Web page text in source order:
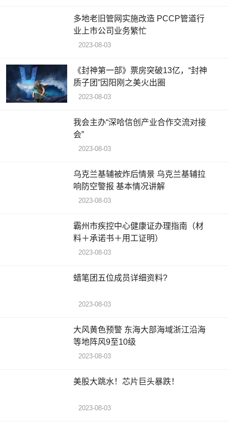
多地老旧管网实施改造 PCCP管道行
业上市公司业务繁忙
2023-08-03
《封神第一部》票房突破13亿，“封神
质子团”因阳刚之美火出圈
2023-08-03
我会主办“深哈信创产业合作交流对接
会”
2023-08-03
乌克兰基辅被炸后情景 乌克兰基辅拉
响防空警报 基本情况讲解
2023-08-03
霸州市疾控中心健康证办理指南（材
料＋承诺书＋用工证明）
2023-08-03
蜡笔团五位成员详细资料?
2023-08-03
大风黄色预警 东海大部海域浙江沿海
等地阵风9至10级
2023-08-03
美股大跳水！芯片巨头暴跌！
2023-08-03